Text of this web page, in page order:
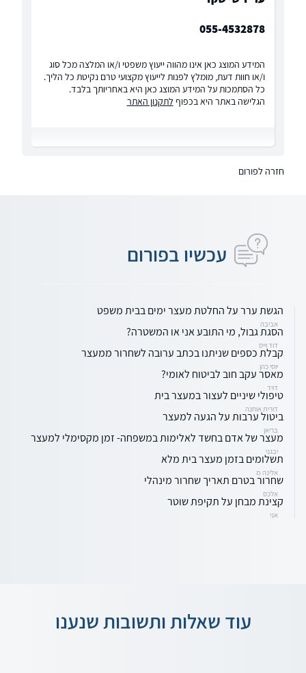
055-4532878
המידע המוצג כאן אינו מהווה ייעוץ משפטי ו/או המלצה מכל סוג
ו/או חוות דעת, מומלץ לפנות לייעוץ מקצועי טרם נקיטת כל הליך.
כל הסתמכות על המידע המוצג כאן היא באחריותך בלבד.
הגלישה באתר היא בכפוף לתקנון האתר
חזרה לפורום
עכשיו בפורום
הגשת ערר על החלטת מעצר ימים בבית משפט
אביבה
הסגת גבול, מי התובע אני או המשטרה?
דוד וייס
קבלת כספים שניתנו בכתב ערובה לשחרור ממעצר
יוסי כהן
מאסר עקב חוב לביטוח לאומי?
דויד
טיפולי שיניים לעצור במעצר בית
דורית אוחנה
ביטול ערבות על הגעה למעצר
בריאן
מעצר של אדם בחשד לאלימות במשפחה- זמן מקסימלי למעצר
יבגני
תשלומים בזמן מעצר בית מלא
אלינה מ
שחרור בטרם תאריך שחרור מינהלי
אלכס
קצינת מבחן על תקיפת שוטר
אני
עוד שאלות ותשובות שנענו